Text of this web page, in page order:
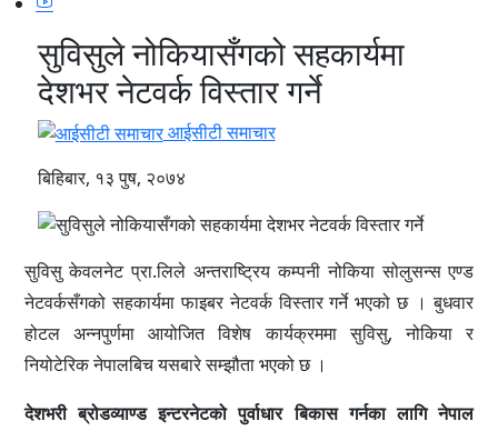
सुविसुले नोकियासँगको सहकार्यमा
देशभर नेटवर्क विस्तार गर्ने
आईसीटी समाचार
बिहिबार, १३ पुष, २०७४
सुविसु केवलनेट प्रा.लिले अन्तराष्ट्रिय कम्पनी नोकिया सोलुसन्स एण्ड
नेटवर्कसँगको सहकार्यमा फाइबर नेटवर्क विस्तार गर्ने भएको छ । बुधवार
होटल अन्नपुर्णमा आयोजित विशेष कार्यक्रममा सुविसु, नोकिया र
नियोटेरिक नेपालबिच यसबारे सम्झौता भएको छ ।
देशभरी ब्रोडव्याण्ड इन्टरनेटको पुर्वाधार बिकास गर्नका लागि नेपाल